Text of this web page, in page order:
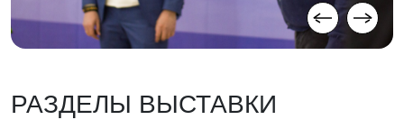
РАЗДЕЛЫ ВЫСТАВКИ